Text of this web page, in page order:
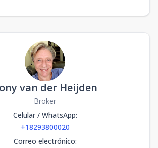
van der Heijden
Broker
Celular / WhatsApp:
+18293800020
Correo electrónico: